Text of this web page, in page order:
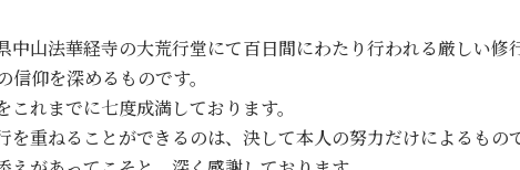
中山法華経寺の大荒行堂にて百日間にわたり行われる厳しい修
信仰を深める ものです。
これまでに七度成満しております。
を重ねる ことができるのは、 決して本人の努力だけによる もの